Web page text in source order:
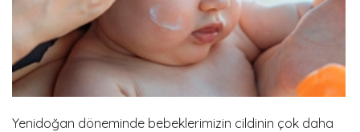
Yenidoğan döneminde bebeklerimizin cildinin çok daha